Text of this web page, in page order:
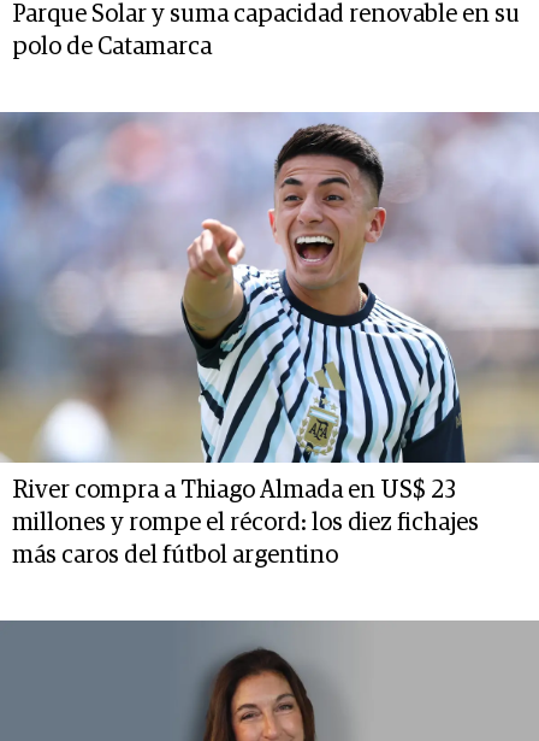
Parque Solar y suma capacidad renovable en su
polo de Catamarca
River compra a Thiago Almada en US$ 23
millones y rompe el récord: los diez fichajes
más caros del fútbol argentino